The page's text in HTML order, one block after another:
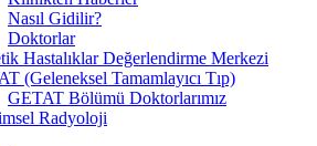
Nasıl Gidilir?
Doktorlar
Hastalıklar Değerlendirme Merkezi
(Geleneksel Tamamlayıcı Tıp)
GETAT Bölümü Doktorlarımız
Radyoloji